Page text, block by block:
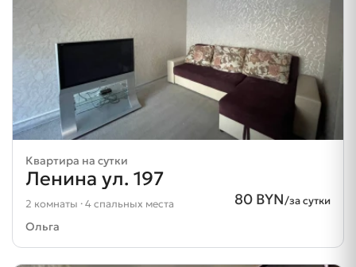
Квартира на сутки
Ленина ул. 197
80 BYN/за сутки
2 комнаты · 4 спальных места
Ольга